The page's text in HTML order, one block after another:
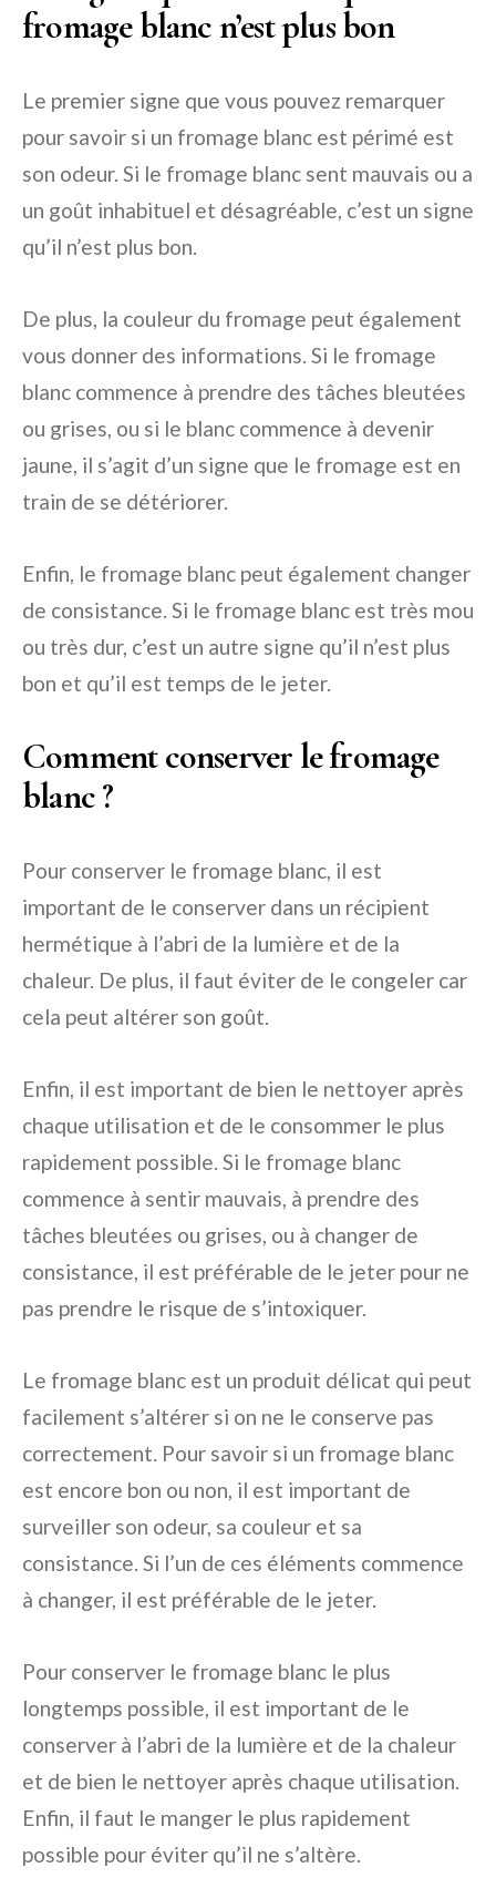
fromage blanc n’est plus bon
Le premier signe que vous pouvez remarquer
pour savoir si un fromage blanc est périmé est
son odeur. Si le fromage blanc sent mauvais ou a
un goût inhabituel et désagréable, c’est un signe
qu’il n’est plus bon.
De plus, la couleur du fromage peut également
vous donner des informations. Si le fromage
blanc commence à prendre des tâches bleutées
ou grises, ou si le blanc commence à devenir
jaune, il s’agit d’un signe que le fromage est en
train de se détériorer.
Enfin, le fromage blanc peut également changer
de consistance. Si le fromage blanc est très mou
ou très dur, c’est un autre signe qu’il n’est plus
bon et qu’il est temps de le jeter.
Comment conserver le fromage
blanc ?
Pour conserver le fromage blanc, il est
important de le conserver dans un récipient
hermétique à l’abri de la lumière et de la
chaleur. De plus, il faut éviter de le congeler car
cela peut altérer son goût.
Enfin, il est important de bien le nettoyer après
chaque utilisation et de le consommer le plus
rapidement possible. Si le fromage blanc
commence à sentir mauvais, à prendre des
tâches bleutées ou grises, ou à changer de
consistance, il est préférable de le jeter pour ne
pas prendre le risque de s’intoxiquer.
Le fromage blanc est un produit délicat qui peut
facilement s’altérer si on ne le conserve pas
correctement. Pour savoir si un fromage blanc
est encore bon ou non, il est important de
surveiller son odeur, sa couleur et sa
consistance. Si l’un de ces éléments commence
à changer, il est préférable de le jeter.
Pour conserver le fromage blanc le plus
longtemps possible, il est important de le
conserver à l’abri de la lumière et de la chaleur
et de bien le nettoyer après chaque utilisation.
Enfin, il faut le manger le plus rapidement
possible pour éviter qu’il ne s’altère.